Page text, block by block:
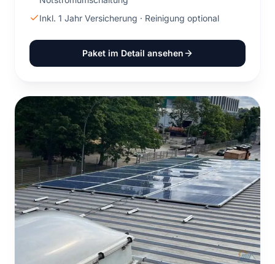
Inkl. 1 Jahr Versicherung · Reinigung optional
Paket im Detail ansehen